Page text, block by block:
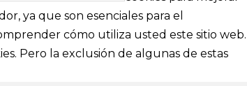
Aviso Legal
Política de Privacidad
ya que son esenciales para el
cómo utiliza usted este sitio web.
Pero la exclusión de algunas de estas